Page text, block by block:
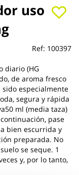
uso
Ref: 100397
diario (HG
de aroma fresco
especialmente
segura y rápida
ml (media taza)
pase
bien escurrida y
preparada. No
se seque. 1
y, por lo tanto,